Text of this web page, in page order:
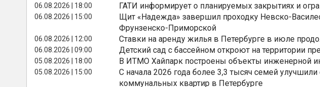
06.08.2026 | 18:00 ГАТИ информирует о планируемых закрытиях и
06.08.2026 | 15:00
Щит «Надежда» завершил проходку Невско-
Фрунзенско-Приморской
06.08.2026 | 12:00 Ставки на аренду жилья в Петербурге в июле
06.08.2026 | 09:00 Детский сад с бассейном откроют на территории
05.08.2026 | 18:00 В ИТМО Хайпарк построены объекты инженерной
05.08.2026 | 15:00
С начала 2026 года более 3,3 тысяч семей
коммунальных квартир в Петербурге